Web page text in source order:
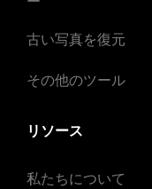
古い写真を復元
その他のツール
リソース
私たちについて